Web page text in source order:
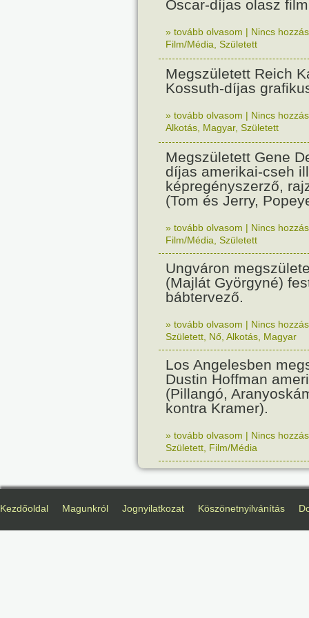
Oscar-díjas olasz
» tovább olvasom | Nincs
Film/Média Született
Megszületett Reich
Kossuth-díjas
» tovább olvasom | Nincs
Alkotás Magyar, Született
Megszületett Gene
díjas amerikai-cseh
képregényszerző,
(Tom és Jerry,
» tovább olvasom | Nincs
Film/Média Született
Ungváron
(Majlát Györgyné)
bábtervező.
» tovább olvasom | Nincs
Született Nő Alkotás Magyar
Los Angelesben
Dustin Hoffman
(Pillangó,
kontra Kramer).
» tovább olvasom | Nincs
Született Film/Média
Kezdőoldal Magunkról Jognyilatkozat Köszönetnyilvánítás